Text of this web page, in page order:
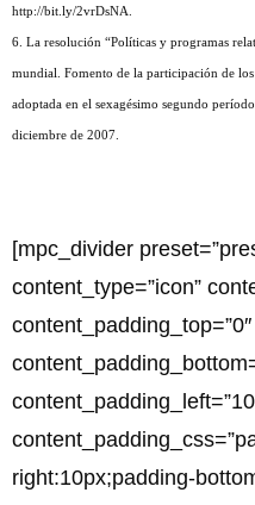
http://bit.ly/2vrDsNA.
6. La resolución “Políticas y programas
mundial. Fomento de la participación de
adoptada en el sexagésimo segundo
diciembre de 2007.
[mpc_divider
content_type=”icon”
right:10px;padding-